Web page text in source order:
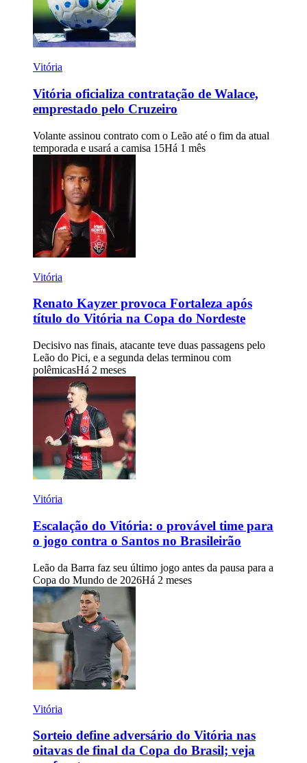
Vitória
Vitória oficializa contratação de Walace,
emprestado pelo Cruzeiro
Volante assinou contrato com o Leão até o fim da atual
temporada e usará a camisa 15Há 1 mês
Vitória
Renato Kayzer provoca Fortaleza após
título do Vitória na Copa do Nordeste
Decisivo nas finais, atacante teve duas passagens pelo
Leão do Pici, e a segunda delas terminou com
polêmicasHá 2 meses
Vitória
Escalação do Vitória: o provável time para
o jogo contra o Santos no Brasileirão
Leão da Barra faz seu último jogo antes da pausa para a
Copa do Mundo de 2026Há 2 meses
Vitória
Sorteio define adversário do Vitória nas
oitavas de final da Copa do Brasil; veja